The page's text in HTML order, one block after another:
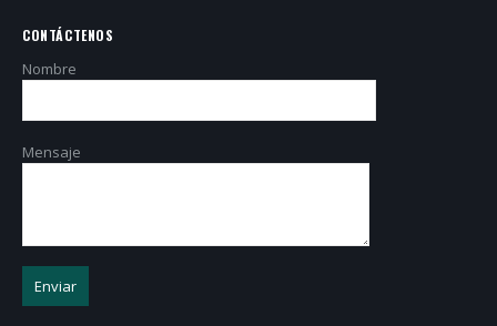
CONTÁCTENOS
Nombre
Mensaje